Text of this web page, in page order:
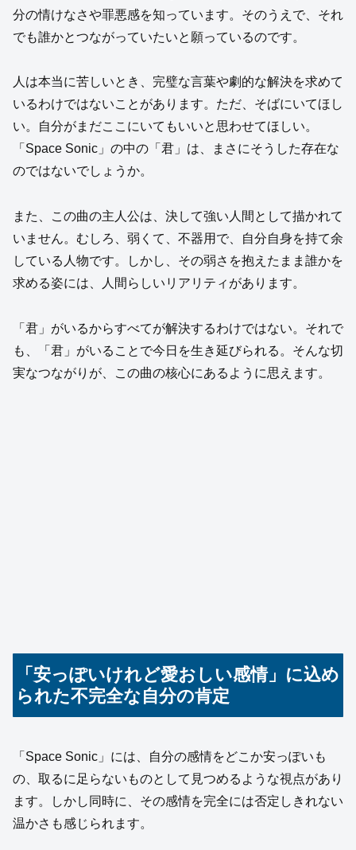
分の情けなさや罪悪感を知っています。そのうえで、それ
でも誰かとつながっていたいと願っているのです。
人は本当に苦しいとき、完璧な言葉や劇的な解決を求めて
いるわけではないことがあります。ただ、そばにいてほし
い。自分がまだここにいてもいいと思わせてほしい。
「Space Sonic」の中の「君」は、まさにそうした存在な
のではないでしょうか。
また、この曲の主人公は、決して強い人間として描かれて
いません。むしろ、弱くて、不器用で、自分自身を持て余
している人物です。しかし、その弱さを抱えたまま誰かを
求める姿には、人間らしいリアリティがあります。
「君」がいるからすべてが解決するわけではない。それで
も、「君」がいることで今日を生き延びられる。そんな切
実なつながりが、この曲の核心にあるように思えます。
「安っぽいけれど愛おしい感情」に込め
られた不完全な自分の肯定
「Space Sonic」には、自分の感情をどこか安っぽいも
の、取るに足らないものとして見つめるような視点があり
ます。しかし同時に、その感情を完全には否定しきれない
温かさも感じられます。